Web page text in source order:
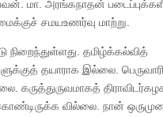
மா. அரங்கநாதன்
சமயஉணர்வு மாற்று.
நிறைந்துள்ளது. தமிழ்க்கல்வித்
தயாராக இல்லை.
கருத்துருவமாகத்
வில்லை. நான்